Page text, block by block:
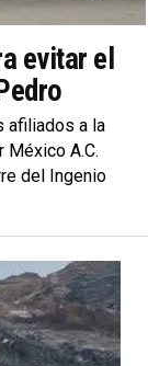
evitar el
afiliados a la
México A.C.
del Ingenio